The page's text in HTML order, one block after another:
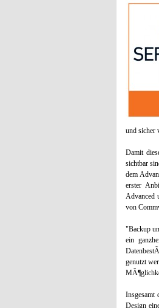
und sicher
Damit
sichtbar
dem
erster
Advanced
von
"Backup
ein
genutzt
Insgesamt
Design